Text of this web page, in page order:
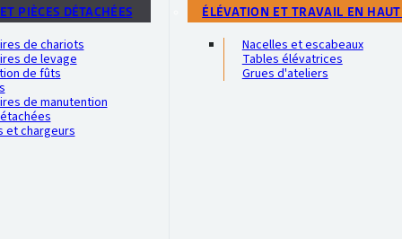
PIÈCES DÉTACHÉES
de chariots
de levage
de fûts
de manutention
et chargeurs
ÉLÉVATION ET TRAVAIL EN
Nacelles et escabeaux
Tables élévatrices
Grues d'ateliers